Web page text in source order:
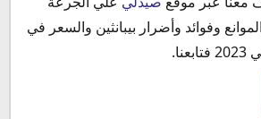
وفوائد وأضرار بيبانثين والسعر في